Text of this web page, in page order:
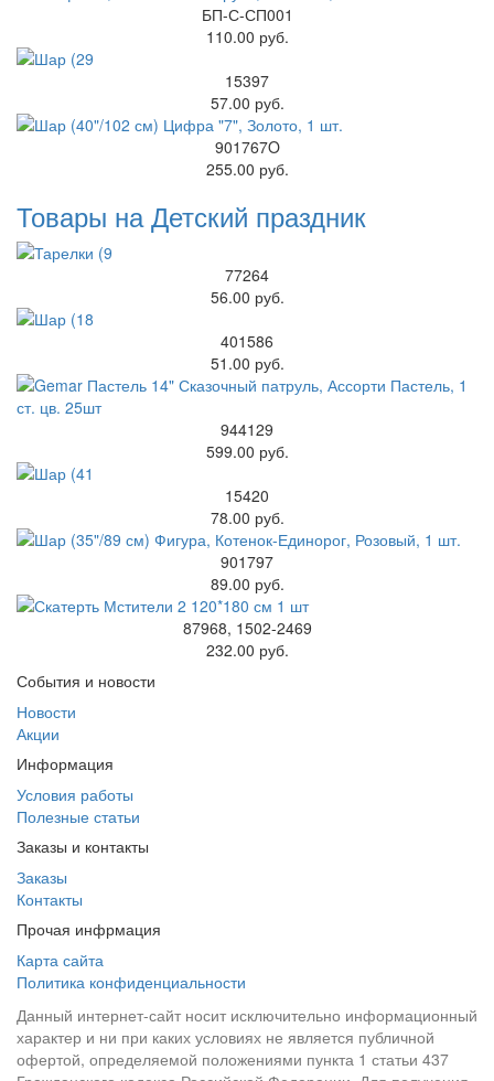
БП-С-СП001
110.00 руб.
15397
57.00 руб.
901767O
255.00 руб.
Товары на Детский праздник
77264
56.00 руб.
401586
51.00 руб.
944129
599.00 руб.
15420
78.00 руб.
901797
89.00 руб.
87968, 1502-2469
232.00 руб.
События и новости
Новости
Акции
Информация
Условия работы
Полезные статьи
Заказы и контакты
Заказы
Контакты
Прочая инфрмация
Карта сайта
Политика конфиденциальности
Данный интернет-сайт носит исключительно информационный
характер и ни при каких условиях не является публичной
офертой, определяемой положениями пункта 1 статьи 437